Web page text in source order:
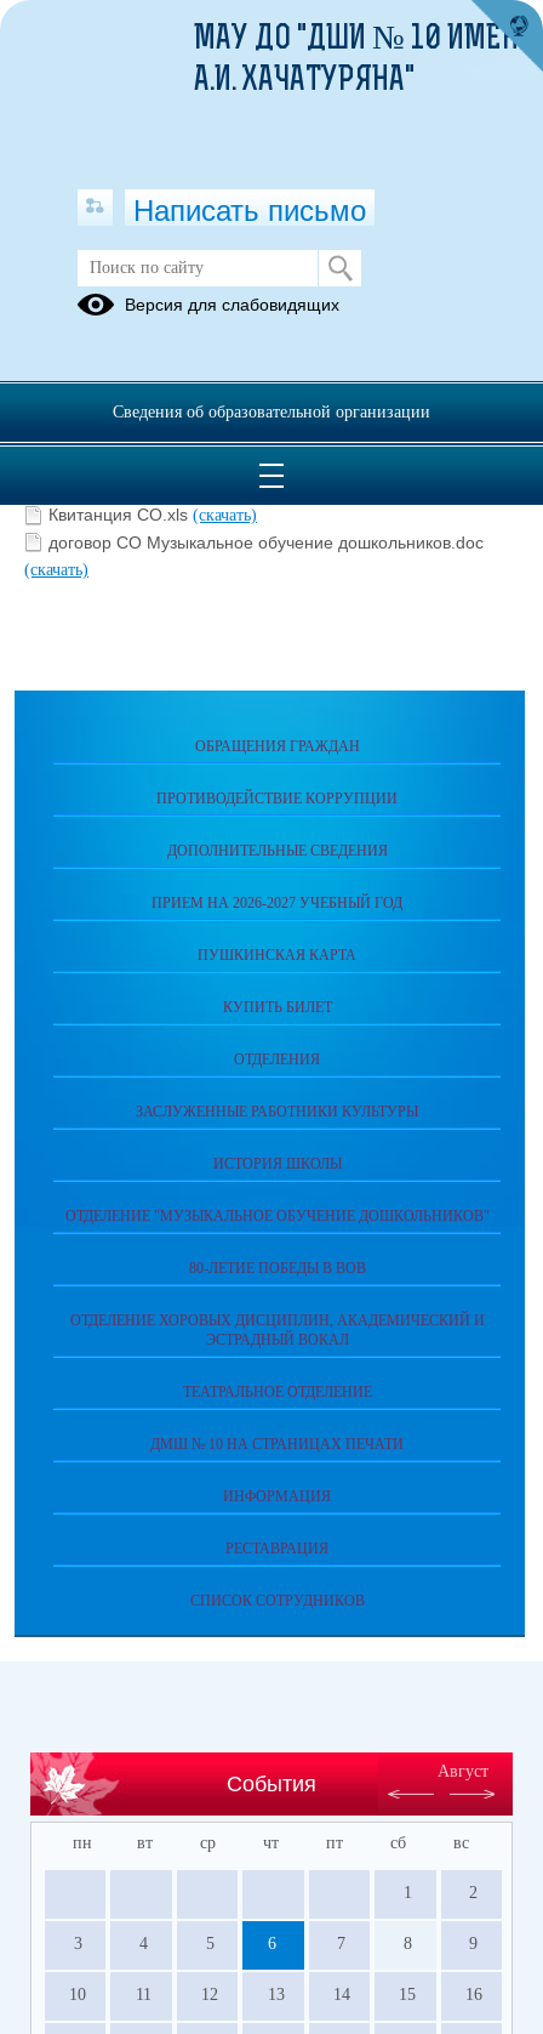
Документы
Приложение к приказу № 516.xlsx
Квитанция СО.xls (скачать)
договор СО Музыкальное обучение дошкольников.doc
(скачать)
ОБРАЩЕНИЯ ГРАЖДАН
ПРОТИВОДЕЙСТВИЕ КОРРУПЦИИ
ДОПОЛНИТЕЛЬНЫЕ СВЕДЕНИЯ
ПРИЕМ НА 2026-2027 УЧЕБНЫЙ ГОД
ПУШКИНСКАЯ КАРТА
КУПИТЬ БИЛЕТ
ОТДЕЛЕНИЯ
ЗАСЛУЖЕННЫЕ РАБОТНИКИ КУЛЬТУРЫ
ИСТОРИЯ ШКОЛЫ
ОТДЕЛЕНИЕ "МУЗЫКАЛЬНОЕ ОБУЧЕНИЕ ДОШКОЛЬНИКОВ"
80-ЛЕТИЕ ПОБЕДЫ В ВОВ
ОТДЕЛЕНИЕ ХОРОВЫХ ДИСЦИПЛИН, АКАДЕМИЧЕСКИЙ И
ЭСТРАДНЫЙ ВОКАЛ
ТЕАТРАЛЬНОЕ ОТДЕЛЕНИЕ
ДМШ № 10 НА СТРАНИЦАХ ПЕЧАТИ
ИНФОРМАЦИЯ
РЕСТАВРАЦИЯ
СПИСОК СОТРУДНИКОВ
События
Август
пн вт ср чт пт сб вс
1 2
3 4 5 6 7 8 9
10 11 12 13 14 15 16
МАУ ДО "ДШИ № 10 ИМЕНИ
А.И. ХАЧАТУРЯНА"
Написать письмо
Версия для слабовидящих
Сведения об образовательной организации